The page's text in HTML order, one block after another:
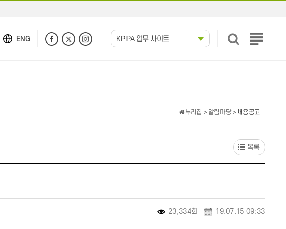
ENG KPIPA 업무 사이트
전
누리집 > 알림마당 > 채용공고
목록
23,334회 19.07.15 09:33